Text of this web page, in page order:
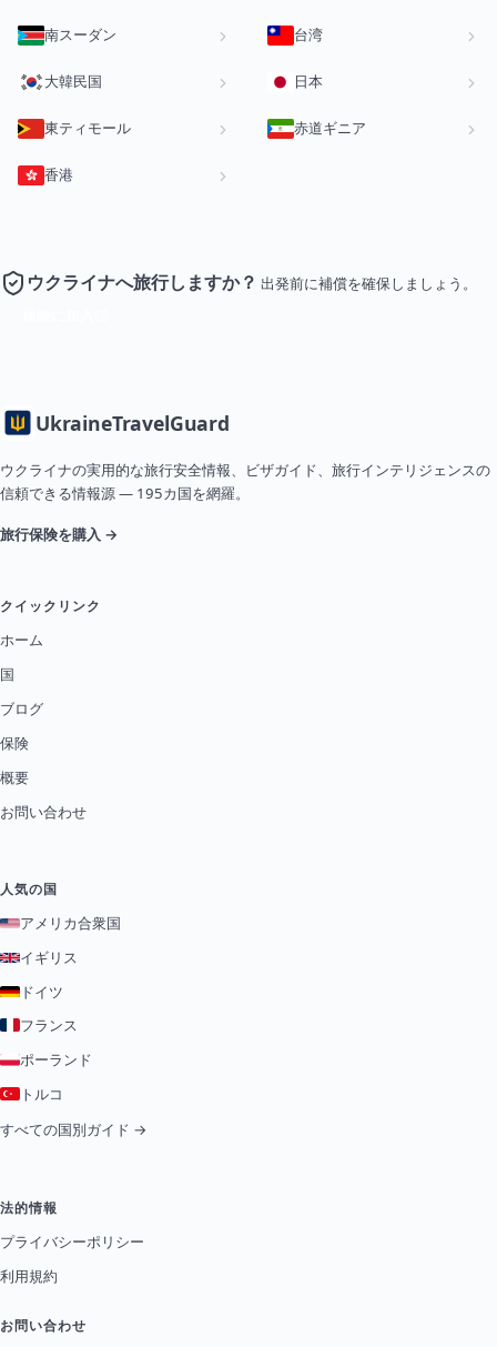
南スーダン 台湾
大韓民国 日本
東ティモール 赤道ギニア
香港
ウクライナへ旅行しますか？ 出発前に補償を確保しましょう。
UkraineTravelGuard
ウクライナの実用的な旅行安全情報、ビザガイド、旅行インテリジェンスの
信頼できる情報源 — 195カ国を網羅。
旅行保険を購入 →
クイックリンク
ホーム
国
ブログ
保険
概要
お問い合わせ
人気の国
アメリカ合衆国
イギリス
ドイツ
フランス
ポーランド
トルコ
すべての国別ガイド →
法的情報
プライバシーポリシー
利用規約
お問い合わせ